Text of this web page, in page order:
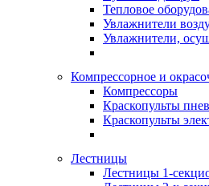
Тепловое
Увлажнители
Увлажнители,
Компрессорное и
Компрессоры
Краскопульты
Краскопульты
Лестницы
Лестницы 1-